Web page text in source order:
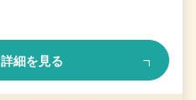
詳細を見る